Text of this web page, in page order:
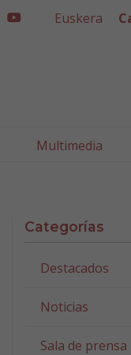
twitter
youtube
Euskera
Multimedia
Categorías
Destacados
Noticias
Sala de prensa